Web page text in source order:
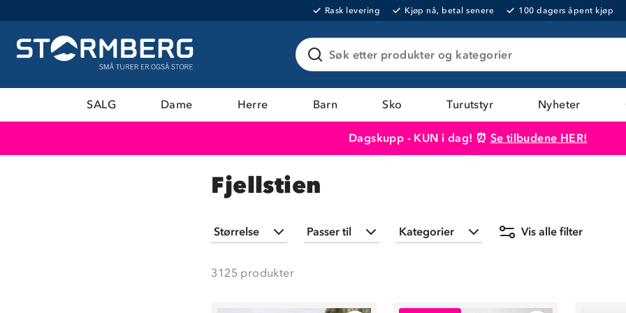
Rask levering Kjøp nå, betal senere 100 dagers åpent kjøp
Søk etter produkter og kategorier
SALG Dame Herre Barn Sko Turutstyr Nyheter
Dagskupp - KUN i dag! ⏰ Se tilbudene HER!
Fjellstien
Størrelse
XXS (12)
Passer til Kategorier Vis alle filter
3125 produkter